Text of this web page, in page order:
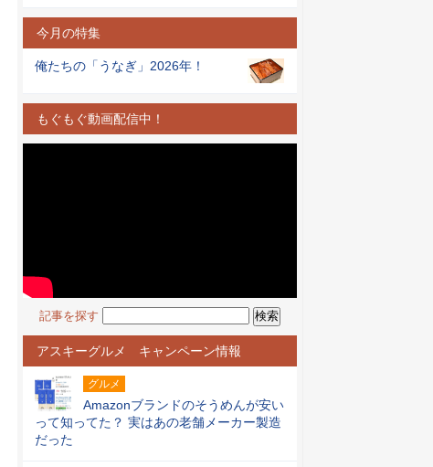
今月の特集
俺たちの「うなぎ」2026年！
もぐもぐ動画配信中！
記事を探す
アスキーグルメ キャンペーン情報
グルメ
Amazonブランドのそうめんが安い
って知ってた？ 実はあの老舗メーカー製造
だった